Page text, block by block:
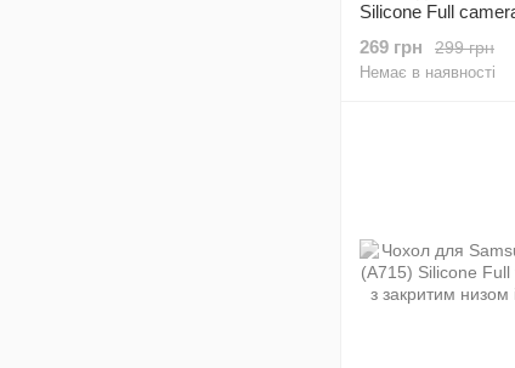
Silicone Full
299 грн
269 грн
Немає в наявності